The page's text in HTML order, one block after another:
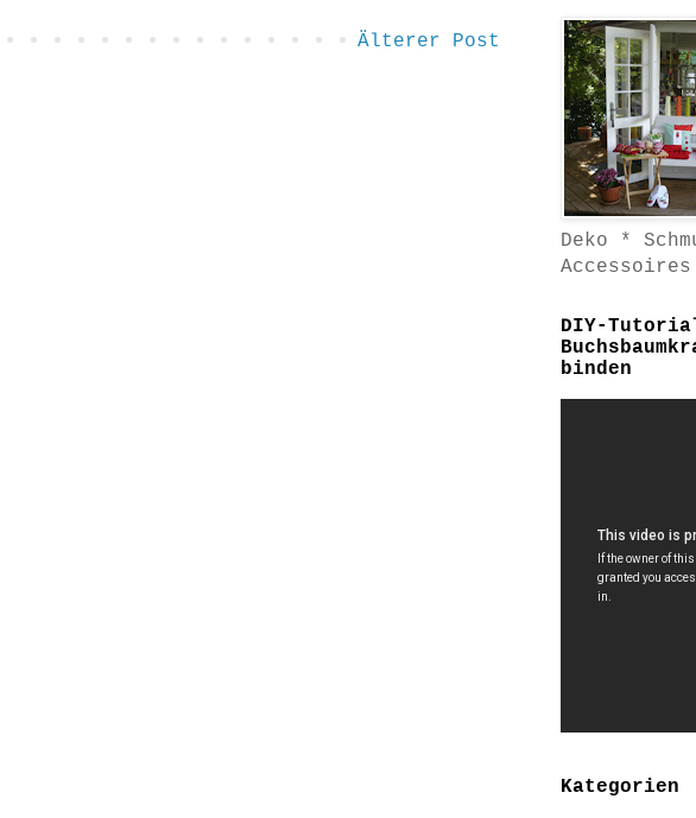
Älterer Post
Deko *
Accessoires
DIY-
binden
Kategorien